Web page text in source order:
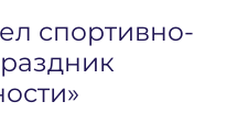
спортивно-